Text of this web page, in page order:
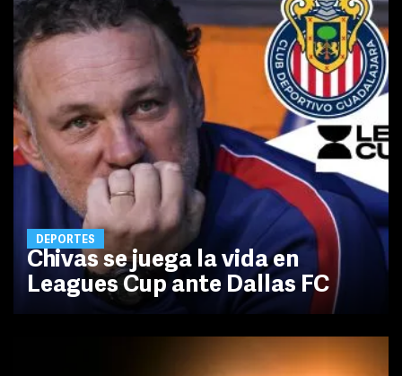
DEPORTES
Chivas se juega la vida en
Leagues Cup ante Dallas FC